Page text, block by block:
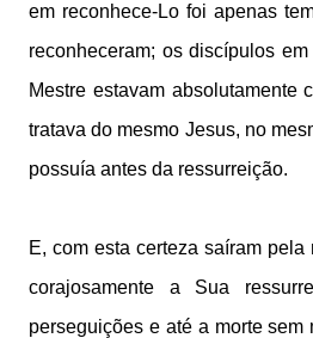
em reconhece-Lo foi apenas
reconheceram; os discípulos
Mestre estavam absolutamente
tratava do mesmo Jesus, no
possuía antes da ressurreição.
E, com esta certeza saíram pela
corajosamente a Sua
perseguições e até a morte sem